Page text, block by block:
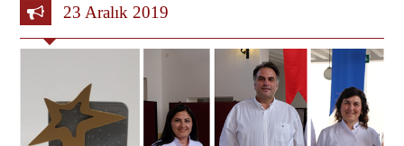
23 Aralık 2019